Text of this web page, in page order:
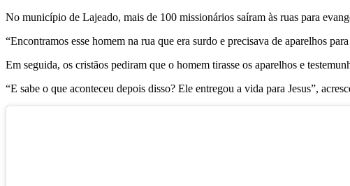
No município de Lajeado, mais de 100 missionários saíram às ruas para
“Encontramos esse homem na rua que era surdo e precisava de aparelhos
Em seguida, os cristãos pediram que o homem tirasse os aparelhos e
“E sabe o que aconteceu depois disso? Ele entregou a vida para Jesus”,